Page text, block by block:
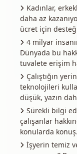
Kadınlar,
daha az
ücret için
4 milyar
Dünyada bu
tuvalete erişim
Çalıştığın
teknolojileri
düşük, yazın
Sürekli bilgi
çalışanlar
konularda konuş.
İşyerin temiz